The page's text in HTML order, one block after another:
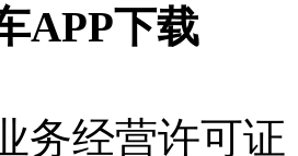
APP下载
务经营许可